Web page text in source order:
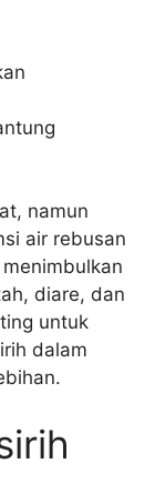
namun
air rebusan
diare, dan
untuk
dalam